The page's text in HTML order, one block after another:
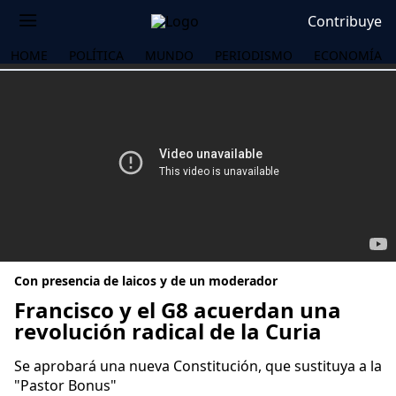
Contribuye
HOME POLÍTICA MUNDO PERIODISMO ECONOMÍA
Con presencia de laicos y de un moderador
Francisco y el G8 acuerdan una
revolución radical de la Curia
Se aprobará una nueva Constitución, que sustituya a la
"Pastor Bonus"